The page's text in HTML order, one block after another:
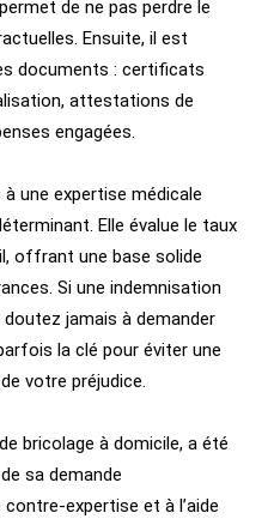
de ne pas perdre le
Ensuite, il est
documents : certificats
attestations de
engagées.
une expertise médicale
Elle évalue le taux
offrant une base solide
Si une indemnisation
jamais à demander
la clé pour éviter une
votre préjudice.
bricolage à domicile, a été
sa demande
contre-expertise et à l’aide